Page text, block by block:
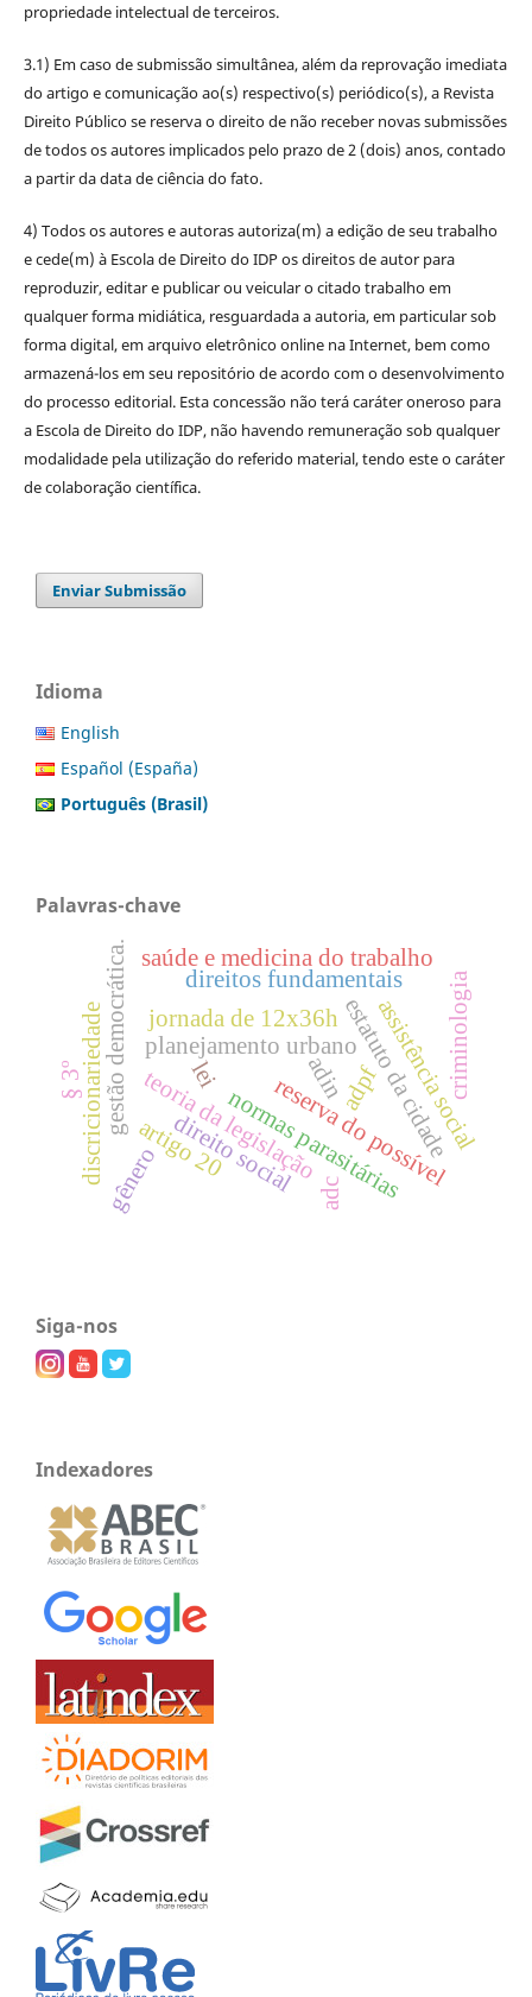
propriedade intelectual de terceiros.
3.1) Em caso de submissão simultânea, além da reprovação imediata
do artigo e comunicação ao(s) respectivo(s) periódico(s), a Revista
Direito Público se reserva o direito de não receber novas submissões
de todos os autores implicados pelo prazo de 2 (dois) anos, contado
a partir da data de ciência do fato.
4) Todos os autores e autoras autoriza(m) a edição de seu trabalho
e cede(m) à Escola de Direito do IDP os direitos de autor para
reproduzir, editar e publicar ou veicular o citado trabalho em
qualquer forma midiática, resguardada a autoria, em particular sob
forma digital, em arquivo eletrônico online na Internet, bem como
armazená-los em seu repositório de acordo com o desenvolvimento
do processo editorial. Esta concessão não terá caráter oneroso para
a Escola de Direito do IDP, não havendo remuneração sob qualquer
modalidade pela utilização do referido material, tendo este o caráter
de colaboração científica.
Enviar Submissão
Idioma
English
Español (España)
Português (Brasil)
Palavras-chave
planejamento urbanoestatuto da cidade
gestão democrática. reserva do possível
discricionariedade lei
teoria da legislação
normas parasitárias
direitos fundamentais
direito social assistência social
artigo 20
§ 3º
jornada de 12x36h
saúde e medicina do trabalho
adc
adinadpf criminologia
gênero
Siga-nos
Indexadores